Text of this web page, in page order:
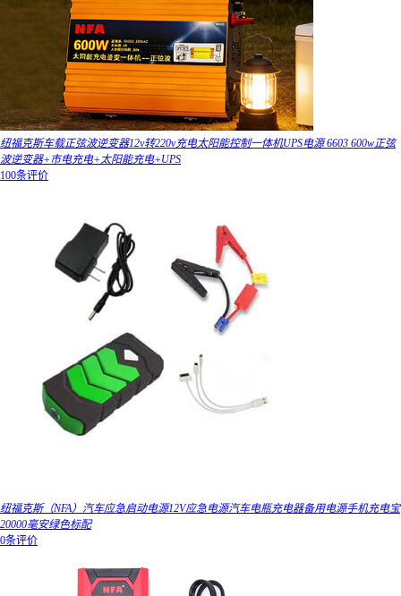
纽福克斯车载正弦波逆变器12v转220v充电太阳能控制一体机UPS电源 6603 600w正弦
波逆变器+市电充电+太阳能充电+UPS
100条评价
纽福克斯（NFA）汽车应急启动电源12V应急电源汽车电瓶充电器备用电源手机充电宝
20000毫安绿色标配
0条评价